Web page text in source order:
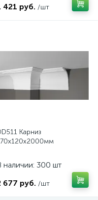
421 руб. /шт
Карниз
наличии: 300 шт
677 руб. /шт